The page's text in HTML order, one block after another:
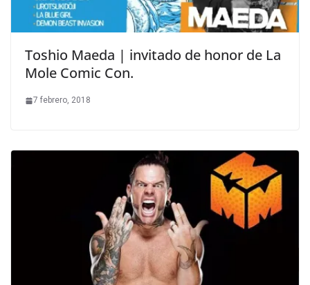
Toshio Maeda | invitado de honor de La
Mole Comic Con.
7 febrero, 2018